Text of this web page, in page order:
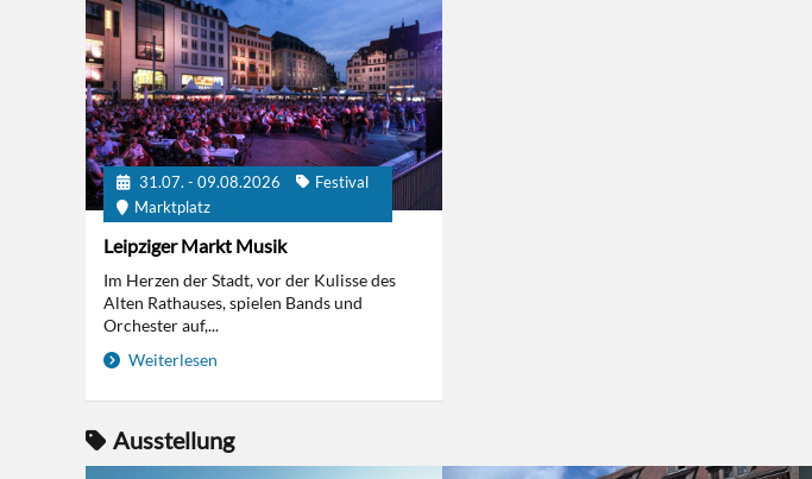
31.07. - 09.08.2026
Festival
Marktplatz
Leipziger Markt Musik
Im Herzen der Stadt, vor der Kulisse des
Alten Rathauses, spielen Bands und
Orchester auf,...
Weiterlesen
Ausstellung